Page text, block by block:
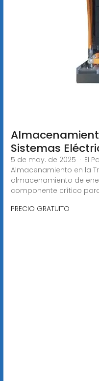
Sistemas
5 de may. de 2025 · El
Almacenamiento en la
almacenamiento de
componente crítico
PRECIO GRATUITO